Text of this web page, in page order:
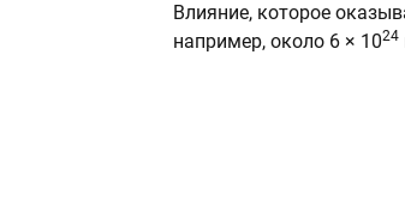
Влияние, которое
например, около 6 × 1024